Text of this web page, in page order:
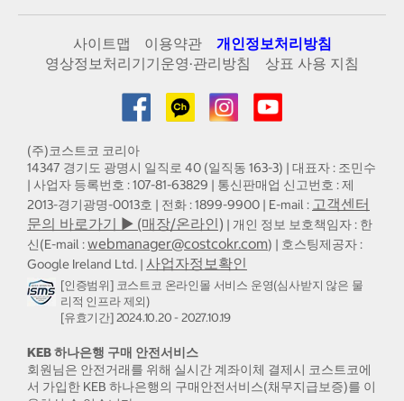
사이트맵 이용약관
개인정보처리방침
영상정보처리기기운영·관리방침
상표 사용 지침
(주)코스트코 코리아
14347 경기도 광명시 일직로 40 (일직동 163-3) | 대표자 : 조민수
| 사업자 등록번호 : 107-81-63829 | 통신판매업 신고번호 : 제
2013-경기광명-0013호 | 전화 : 1899-9900 | E-mail : 고객센터
문의 바로가기 ▶ (매장/온라인) | 개인 정보 보호책임자 : 한
신(E-mail :webmanager@costcokr.com) | 호스팅제공자 :
Google Ireland Ltd. | 사업자정보확인
[인증범위] 코스트코 온라인몰 서비스 운영(심사받지 않은 물
리적 인프라 제외)
[유효기간] 2024.10.20 - 2027.10.19
KEB 하나은행 구매 안전서비스
회원님은 안전거래를 위해 실시간 계좌이체 결제시 코스트코에
서 가입한 KEB 하나은행의 구매안전서비스(채무지급보증)를 이